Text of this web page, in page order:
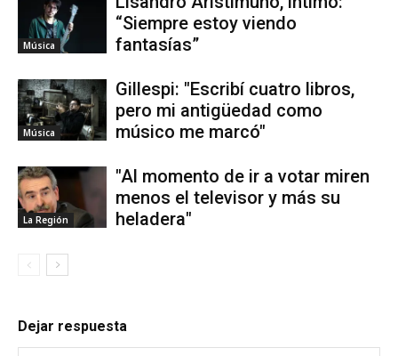
Música
“Siempre estoy viendo
fantasías”
Música
Gillespi: "Escribí cuatro libros,
pero mi antigüedad como
músico me marcó"
La Región
"Al momento de ir a votar miren
menos el televisor y más su
heladera"
Dejar respuesta